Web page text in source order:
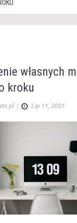
własnych
kroku
| Lip 11, 2021